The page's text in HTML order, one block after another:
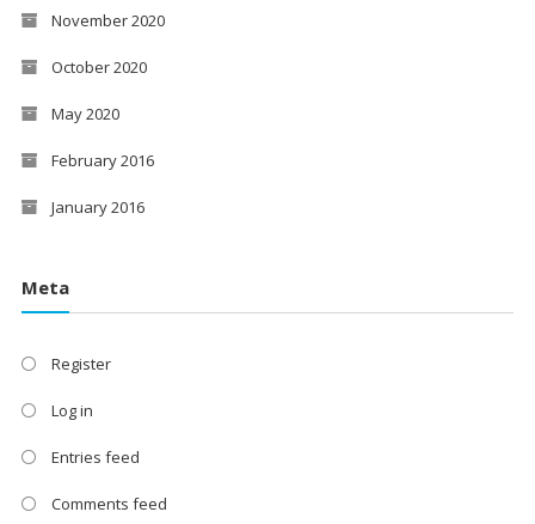
November 2020
October 2020
May 2020
February 2016
January 2016
Meta
Register
Log in
Entries feed
Comments feed